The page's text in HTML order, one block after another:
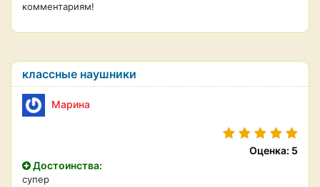
комментариям!
классные наушники
Марина
Оценка: 5
Достоинства:
супер